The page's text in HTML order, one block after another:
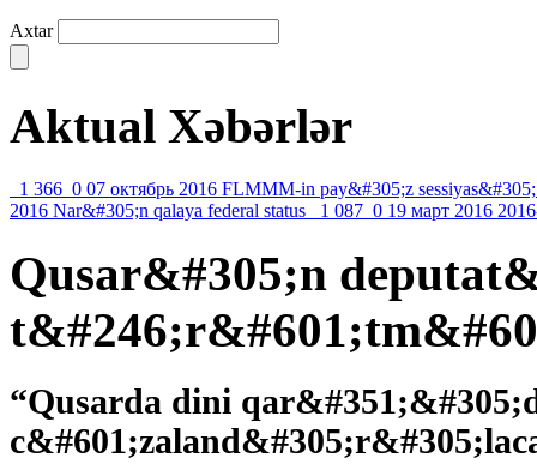
Axtar
Aktual Xəbərlər
1 366 0 07 октябрь 2016 FLMMM-in pay&#305;z sessiyas&#305;
2016 Nar&#305;n qalaya federal status 1 087 0 19 март 2016
Qusar&#305;n
“Qusarda dini